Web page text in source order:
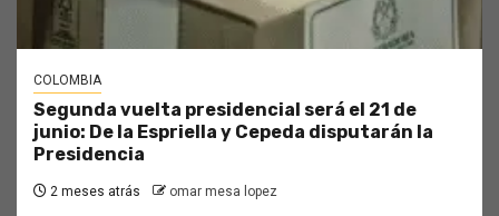
COLOMBIA
Segunda vuelta presidencial será el 21 de
junio: De la Espriella y Cepeda disputarán la
Presidencia
2 meses atrás omar mesa lopez